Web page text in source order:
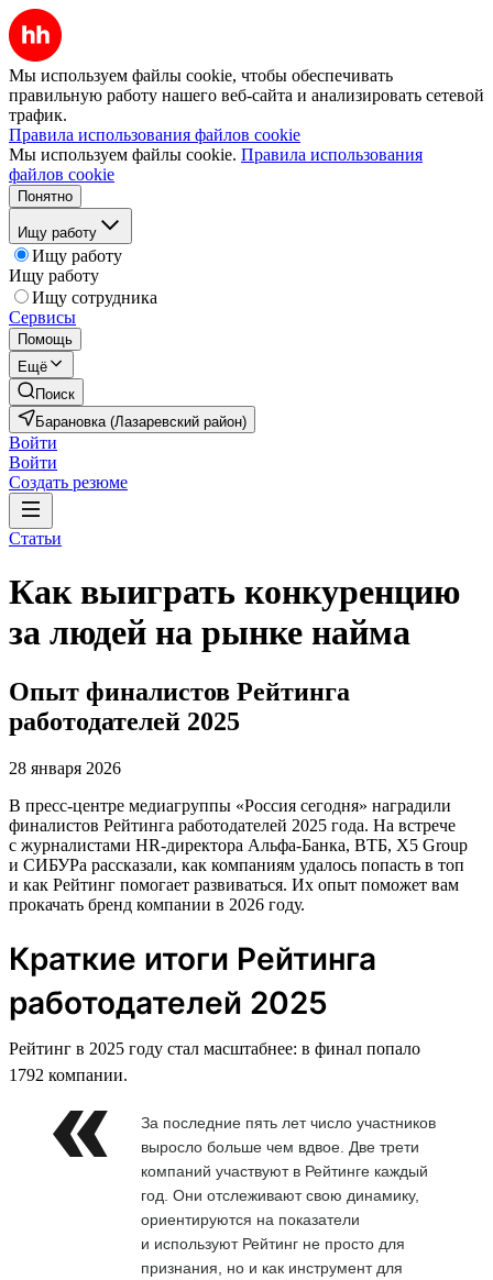
Мы используем файлы cookie, чтобы обеспечивать
правильную работу нашего веб-сайта и анализировать сетевой
трафик.
Правила использования файлов cookie
Мы используем файлы cookie. Правила использования
файлов cookie
Понятно
Ищу работу
Ищу работу
Ищу работу
Ищу сотрудника
Сервисы
Помощь
Ещё
Поиск
Барановка (Лазаревский район)
Войти
Войти
Создать резюме
Статьи
Как выиграть конкуренцию
за людей на рынке найма
Опыт финалистов Рейтинга
работодателей 2025
28 января 2026
В пресс-центре медиагруппы «Россия сегодня» наградили
финалистов Рейтинга работодателей 2025 года. На встрече
с журналистами HR-директора Альфа-Банка, ВТБ, X5 Group
и СИБУРа рассказали, как компаниям удалось попасть в топ
и как Рейтинг помогает развиваться. Их опыт поможет вам
прокачать бренд компании в 2026 году.
Краткие итоги Рейтинга
работодателей 2025
Рейтинг в 2025 году стал масштабнее: в финал попало
1792 компании.
За последние пять лет число участников
выросло больше чем вдвое. Две трети
компаний участвуют в Рейтинге каждый
год. Они отслеживают свою динамику,
ориентируются на показатели
и используют Рейтинг не просто для
признания, но и как инструмент для